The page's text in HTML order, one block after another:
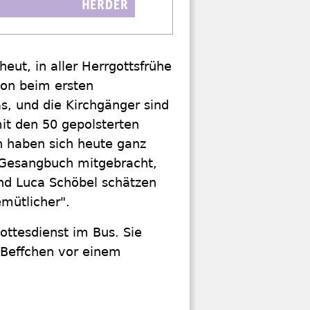
in aller Herrgottsfrühe
beim ersten
und die Kirchgänger sind
den 50 gepolsterten
haben sich heute ganz
mitgebracht,
Luca Schöbel schätzen
im Bus. Sie
vor einem